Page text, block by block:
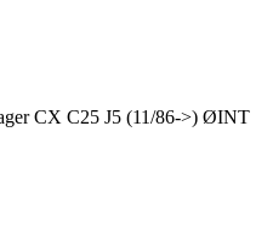
CX C25 J5 (11/86->) ØINT